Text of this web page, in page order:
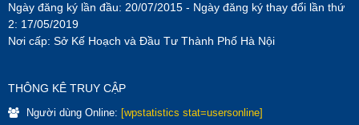
Ngày đăng ký lần đầu: 20/07/2015 - Ngày đăng ký thay đổi lần thứ
2: 17/05/2019
Nơi cấp: Sở Kế Hoạch và Đầu Tư Thành Phố Hà Nội
THÔNG KÊ TRUY CẬP
Người dùng Online: [wpstatistics stat=usersonline]